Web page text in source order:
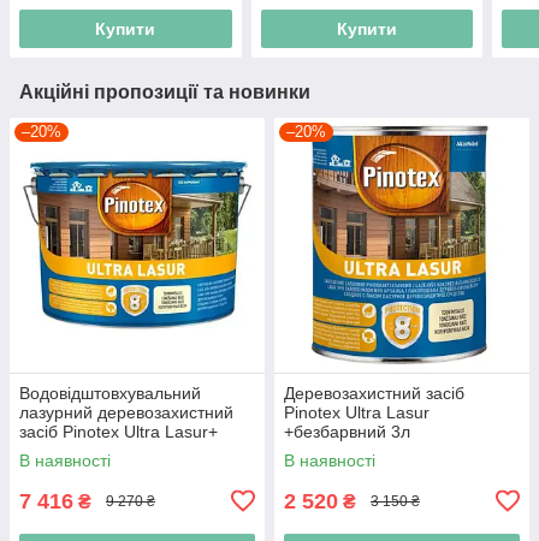
Купити Купити
Акційні пропозиції та новинки
–20%
Водовідштовхувальний
лазурний деревозахистний
засіб Pinotex Ultra Lasur+
безбарвний 10л
В наявності
7 416 ₴ 9 270 ₴
–20%
Деревозахистний засіб
Pinotex Ultra Lasur
+безбарвний 3л
В наявності
2 520 ₴ 3 150 ₴